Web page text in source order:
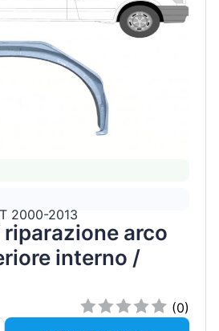
2000-2013
arco
interno /
(0)